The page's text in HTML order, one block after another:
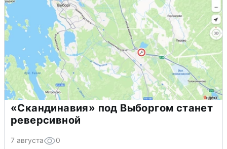
«Скандинавия» под Выборгом станет
реверсивной
7 августа 0